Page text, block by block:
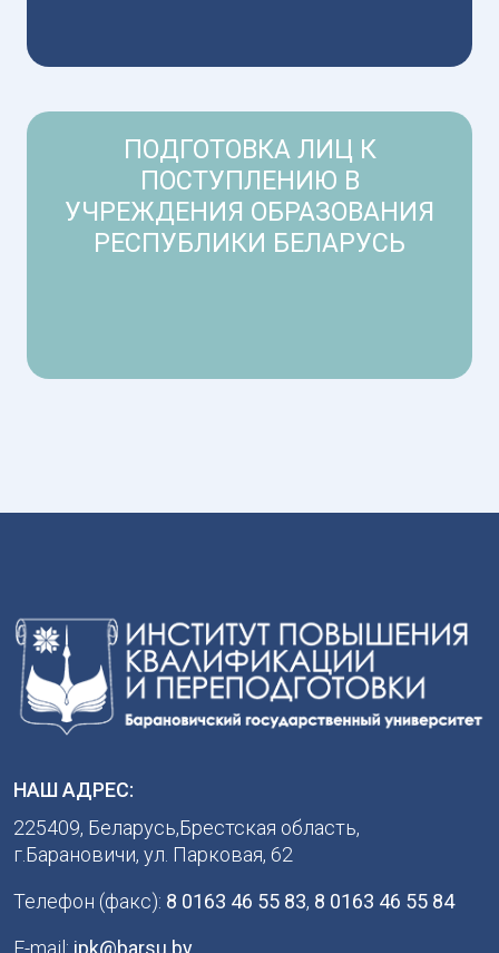
ПОДГОТОВКА ЛИЦ К
ПОСТУПЛЕНИЮ В
УЧРЕЖДЕНИЯ ОБРАЗОВАНИЯ
РЕСПУБЛИКИ БЕЛАРУСЬ
НАШ АДРЕС:
225409, Беларусь,Брестская область,
г.Барановичи, ул. Парковая, 62
Телефон (факс): 8 0163 46 55 83, 8 0163 46 55 84
E-mail: ipk@barsu.by